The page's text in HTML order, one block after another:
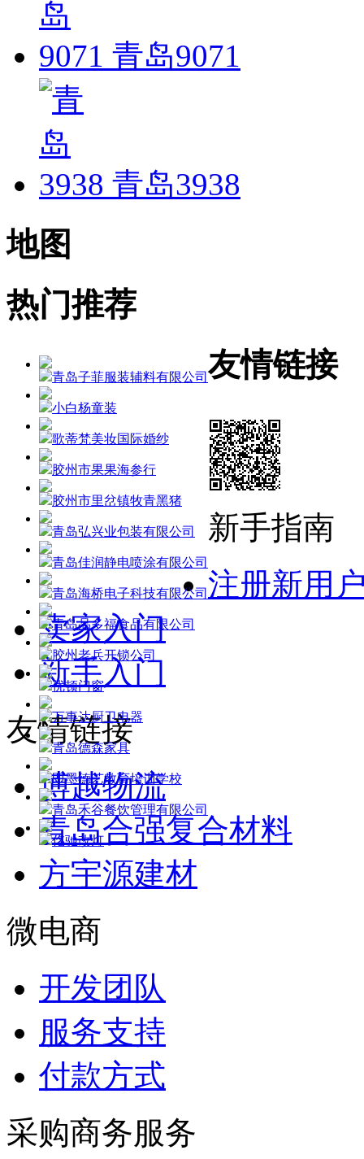
青岛9071
青岛3938
地图
热门推荐
青岛子菲服装辅料有限公司
小白杨童装
歌蒂梵美妆国际婚纱
胶州市果果海参行
胶州市里岔镇牧青黑猪
青岛弘兴业包装有限公司
青岛佳润静电喷涂有限公司
青岛海桥电子科技有限公司
青岛品多福食品有限公司
胶州老兵开锁公司
优顿门窗
万事达厨卫电器
青岛德森家具
即墨德艺教育培训学校
青岛禾谷餐饮管理有限公司
佲驰改灯
友情链接
新手指南
注册新用
卖家入门
新手入门
友情链接
博越物流
青岛合强复合材料
方宇源建材
微电商
开发团队
服务支持
付款方式
采购商务服务